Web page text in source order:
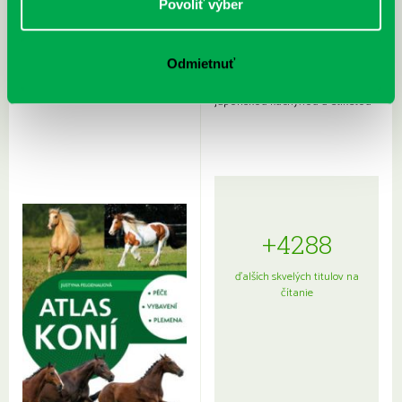
Povoliť výber
Odmietnuť
Rudź, Przemyslaw: Atlas hviezd:
Hardy, Paula: Japonsko na tanieri:
japonskou kuchyňou a etiketou
+4288
ďalších skvelých titulov na
čítanie